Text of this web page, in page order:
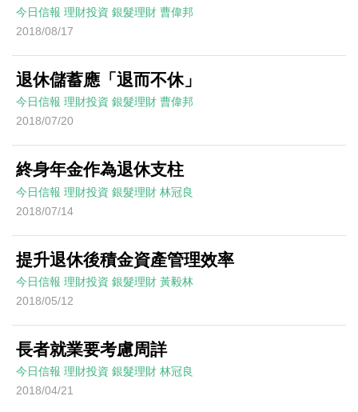
今日信報 理財投資 銀髮理財 曹偉邦
2018/08/17
退休儲蓄應「退而不休」
今日信報 理財投資 銀髮理財 曹偉邦
2018/07/20
終身年金作為退休支柱
今日信報 理財投資 銀髮理財 林冠良
2018/07/14
提升退休後積金資產管理效率
今日信報 理財投資 銀髮理財 黃毅林
2018/05/12
長者就業要考慮周詳
今日信報 理財投資 銀髮理財 林冠良
2018/04/21